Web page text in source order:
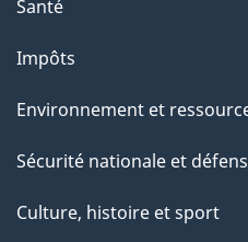
a
e
Santé
Impôts
Environnement et
Sécurité nationale et
Culture, histoire et sport